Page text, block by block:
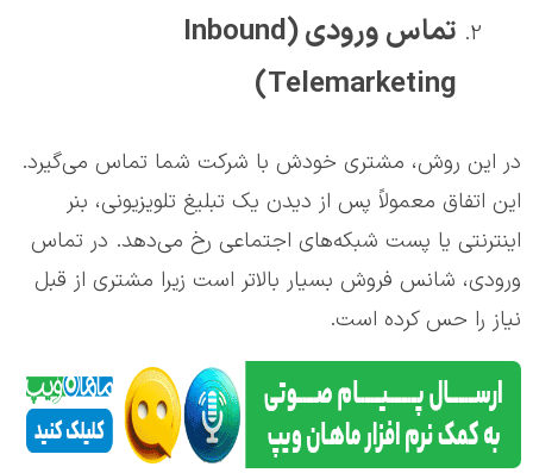
تماس ورودی (Inbound
Telemarketing)
در این روش، مشتری خودش با شرکت شما تماس می‌گیرد.
این اتفاق معمولاً پس از دیدن یک تبلیغ تلویزیونی، بنر
اینترنتی یا پست شبکه‌های اجتماعی رخ می‌دهد. در تماس
ورودی، شانس فروش بسیار بالاتر است زیرا مشتری از قبل
نیاز را حس کرده است.